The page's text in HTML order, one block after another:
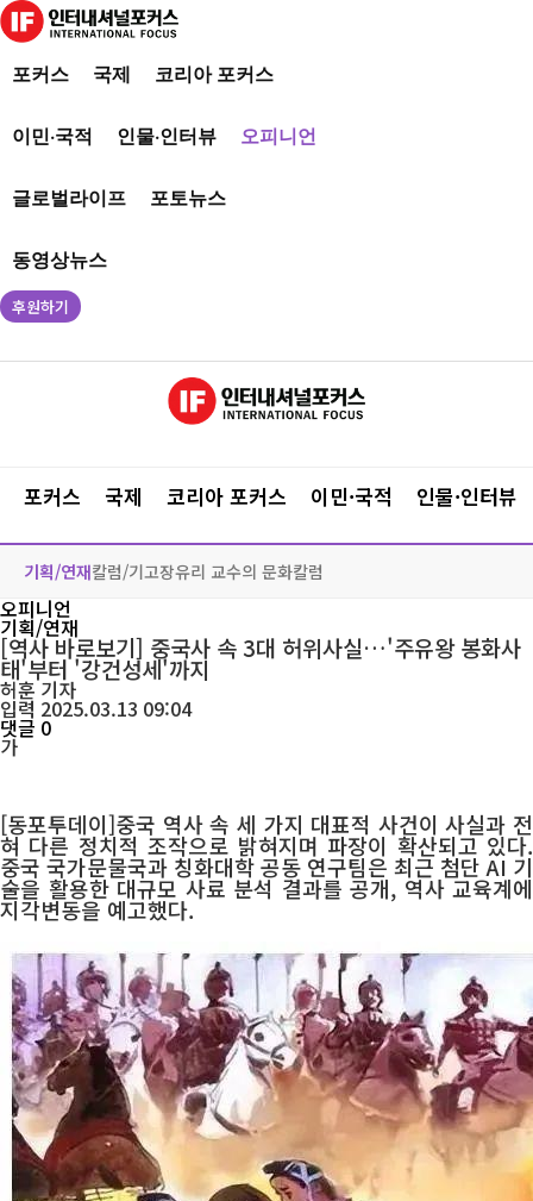
포커스 국제 코리아 포커스
이민·국적 인물·인터뷰 오피니언
글로벌라이프 포토뉴스
동영상뉴스
후원하기
포커스 국제 코리아 포커스 이민·국적 인물·인터뷰
기획/연재칼럼/기고장유리 교수의 문화칼럼
오피니언
기획/연재
[역사 바로보기] 중국사 속 3대 허위사실…'주유왕 봉화사
태'부터 '강건성세'까지
허훈기자
입력 2025.03.13 09:04
댓글 0
가
[동포투데이]중국 역사 속 세 가지 대표적 사건이 사실과 전
혀 다른 정치적 조작으로 밝혀지며 파장이 확산되고 있다.
중국 국가문물국과 칭화대학 공동 연구팀은 최근 첨단 AI 기
술을 활용한 대규모 사료 분석 결과를 공개, 역사 교육계에
지각변동을 예고했다.